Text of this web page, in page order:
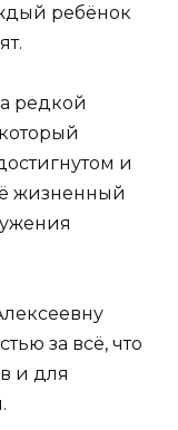
ребёнок
редкой
и
жизненный
за всё, что
и для